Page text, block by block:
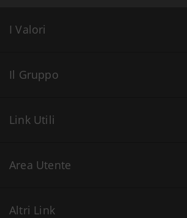
I Valori
Il Gruppo
Link Utili
Area Utente
Altri Link